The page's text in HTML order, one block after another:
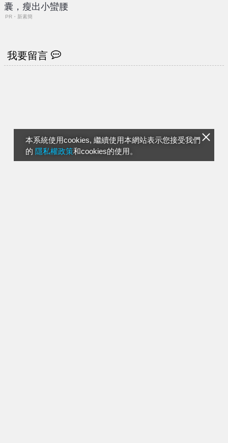
本系統使用cookies, 繼續使用本網站表示您接受我們
的 隱私權政策和cookies的使用。
囊，瘦出小蠻腰
PR・新素簡
我要留言